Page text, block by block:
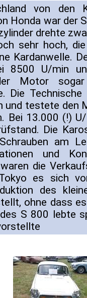
von den
Honda war der
drehte
sehr hoch,
Kardanwelle.
8500 U/min
Motor
Die Technische
und testete den
Bei 13.000 (!)
Die
am
und
die
es sich
des
ohne dass
S 800 lebte